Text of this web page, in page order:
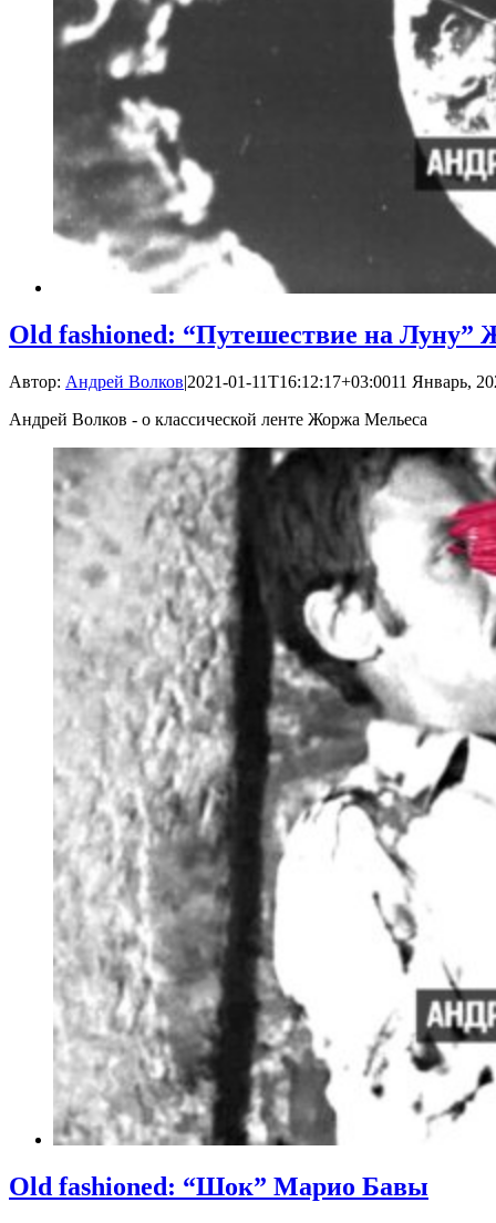
Old fashioned: “Путешествие на Луну”
Автор: Андрей Волков|2021-01-11T16:12:17+03:0011 Январь,
Андрей Волков - о классической ленте Жоржа Мельеса
Old fashioned: “Шок” Марио Бавы